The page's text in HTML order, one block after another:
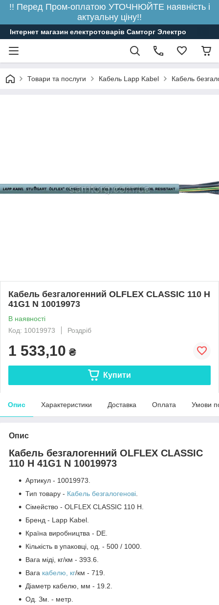
!! Перед Пром-оплатою УТОЧНЮЙТЕ наявність і
актуальну ціну!!
Інтернет магазин електротоварів Самторг Электро
Товари та послуги Кабель Lapp Kabel Кабель
Кабель безгалогенний OLFLEX CLASSIC 110 H
41G1 N 10019973
В наявності
Код: 10019973
Роздріб
1 533,10 ₴
Купити
Опис Характеристики Доставка Оплата Умови
Опис
Кабель безгалогенний OLFLEX CLASSIC
110 H 41G1 N 10019973
Артикул - 10019973.
Тип товару - Кабель безгалогенові.
Сімейство - OLFLEX CLASSIC 110 H.
Бренд - Lapp Kabel.
Країна виробництва - DE.
Кількість в упаковці, од. - 500 / 1000.
Вага міді, кг/км - 393.6.
Вага кабелю, кг/км - 719.
Діаметр кабелю, мм - 19.2.
Од. Зм. - метр.